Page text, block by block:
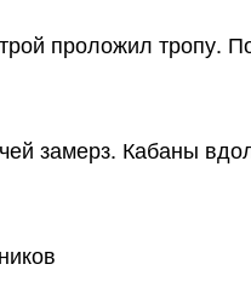
проложил тропу.
замерз. Кабаны